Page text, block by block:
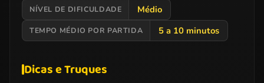
NÍVEL DE DIFICULDADE Médio
TEMPO MÉDIO POR PARTIDA 5 a 10 minutos
Dicas e Truques